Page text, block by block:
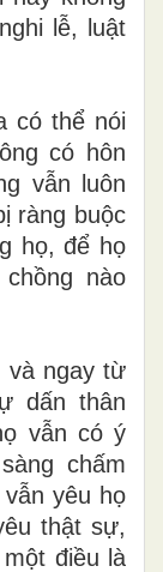
lễ, luật
có thể nói
có hôn
vẫn luôn
ràng buộc
họ, để họ
nào
và ngay từ
dấn thân
vẫn có ý
chấm
yêu họ
thậtsự,
điều là